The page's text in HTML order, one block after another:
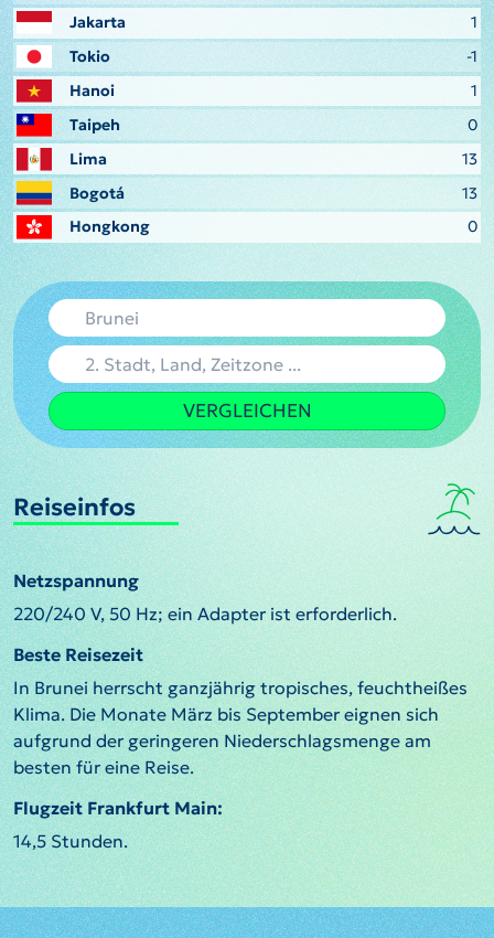
Jakarta
1
Tokio
-1
Hanoi
1
Taipeh
0
Lima
13
Bogotá
13
Hongkong
0
VERGLEICHEN
Reiseinfos
Netzspannung
220/240 V, 50 Hz; ein Adapter ist erforderlich.
Beste Reisezeit
In Brunei herrscht ganzjährig tropisches, feuchtheißes
Klima. Die Monate März bis September eignen sich
aufgrund der geringeren Niederschlagsmenge am
besten für eine Reise.
Flugzeit Frankfurt Main:
14,5 Stunden.